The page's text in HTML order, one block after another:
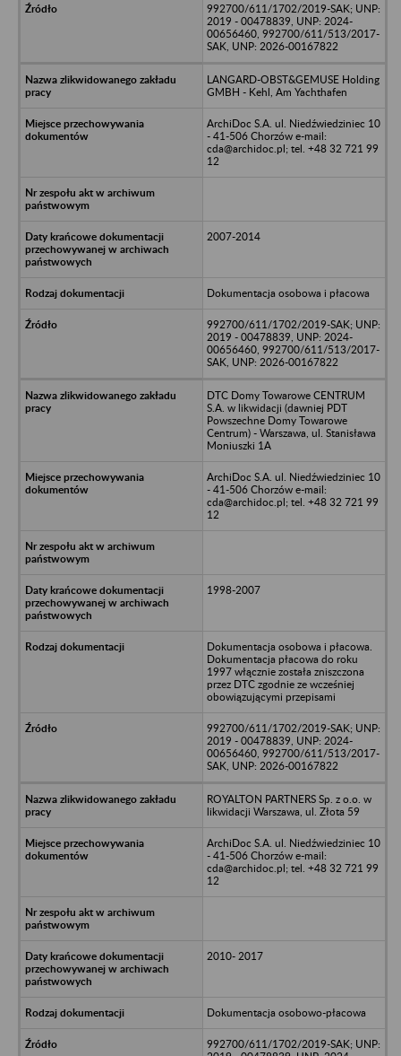
992700/611/1702/2019-SAK; UNP:
2019 - 00478839, UNP: 2024-
00656460, 992700/611/513/2017-
SAK, UNP: 2026-00167822
LANGARD-OBST&GEMUSE Holding
GMBH - Kehl, Am Yachthafen
ArchiDoc S.A. ul. Niedźwiedziniec 10
- 41-506 Chorzów e-mail:
cda@archidoc.pl; tel. +48 32 721 99
12
2007-2014
Dokumentacja osobowa i płacowa
992700/611/1702/2019-SAK; UNP:
2019 - 00478839, UNP: 2024-
00656460, 992700/611/513/2017-
SAK, UNP: 2026-00167822
DTC Domy Towarowe CENTRUM
S.A. w likwidacji (dawniej PDT
Powszechne Domy Towarowe
Centrum) - Warszawa, ul. Stanisława
Moniuszki 1A
ArchiDoc S.A. ul. Niedźwiedziniec 10
- 41-506 Chorzów e-mail:
cda@archidoc.pl; tel. +48 32 721 99
12
1998-2007
Dokumentacja osobowa i płacowa.
Dokumentacja płacowa do roku
1997 włącznie została zniszczona
przez DTC zgodnie ze wcześniej
obowiązującymi przepisami
992700/611/1702/2019-SAK; UNP:
2019 - 00478839, UNP: 2024-
00656460, 992700/611/513/2017-
SAK, UNP: 2026-00167822
ROYALTON PARTNERS Sp. z o.o. w
likwidacji Warszawa, ul. Złota 59
ArchiDoc S.A. ul. Niedźwiedziniec 10
- 41-506 Chorzów e-mail:
cda@archidoc.pl; tel. +48 32 721 99
12
2010- 2017
Dokumentacja osobowo-płacowa
992700/611/1702/2019-SAK; UNP: